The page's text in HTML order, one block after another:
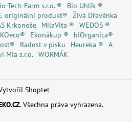
Tech-Farm s.r.o. ®
Bio Uhlík ®
originální produkt®
Živá Dřevěnka
Krkonoše MilaVita ®
WEDOS ®
Ekonákup ®
biOrganica®
Radost v písku Heureka ®
A
Mia s.r.o. WORMÁK
Shoptet
. Všechna práva vyhrazena.